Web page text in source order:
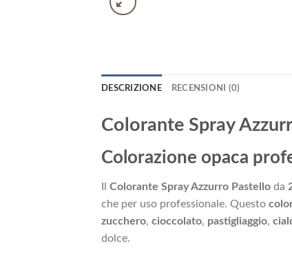
DESCRIZIONE RECENSIONI (0)
Colorante Spray
Colorazione opaca
Colorante Spray Azzurro Pastello da
che per uso professionale. Questo
zucchero, cioccolato, pastigliaggio,
dolce.